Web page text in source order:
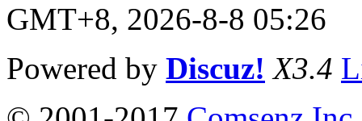
GMT+8, 2026-8-8 05:26
Powered by Discuz! X3.4